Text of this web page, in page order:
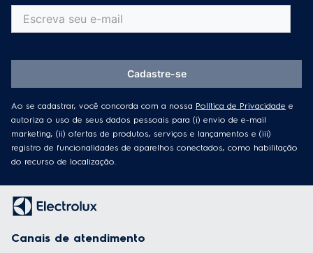
Ao se cadastrar, você concorda com a nossa Política de Privacidade e
autoriza o uso de seus dados pessoais para (i) envio de e-mail
marketing, (ii) ofertas de produtos, serviços e lançamentos e (iii)
registro de funcionalidades de aparelhos conectados, como habilitação
do recurso de localização.
Cadastre-se
Canais de atendimento